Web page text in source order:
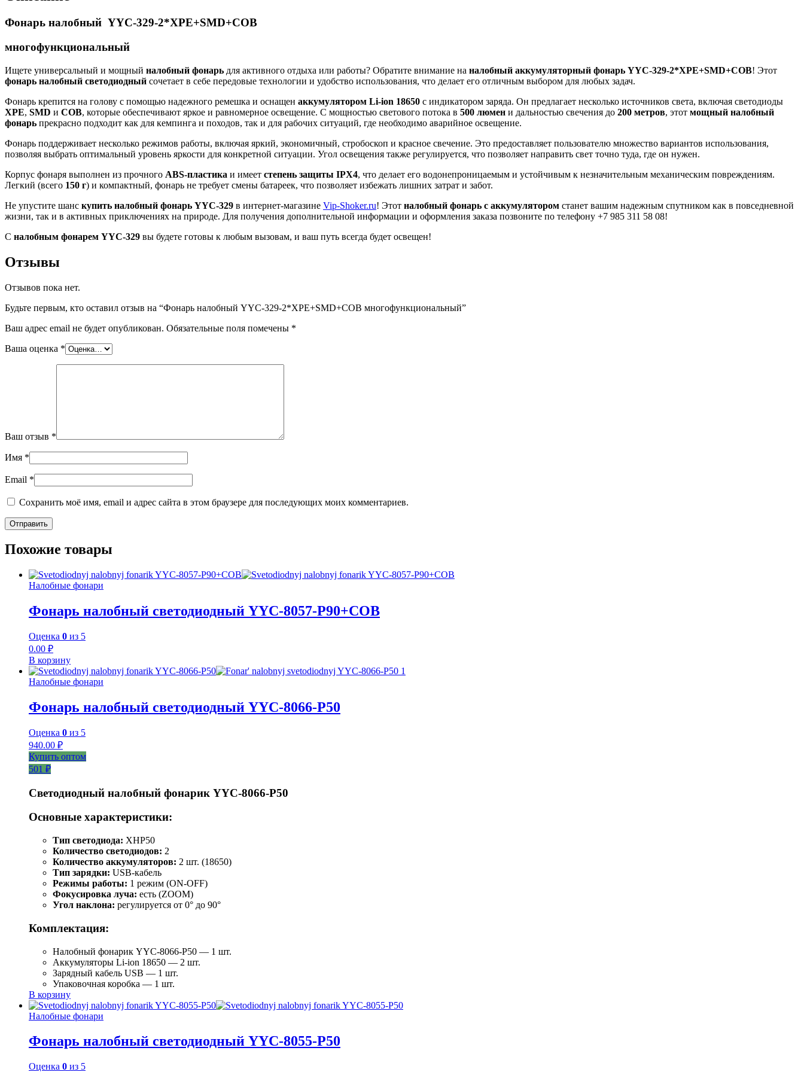
Фонарь налобный YYC-329-2*XPE+SMD+COB
многофункциональный
Ищете универсальный и мощный налобный фонарь для активного отдыха или работы? Обратите внимание на налобный аккумуляторный фонарь YYC-329-2*XPE+SMD+COB! Этот
фонарь налобный светодиодный сочетает в себе передовые технологии и удобство использования, что делает его отличным выбором для любых задач.
Фонарь крепится на голову с помощью надежного ремешка и оснащен аккумулятором Li-ion 18650 с индикатором заряда. Он предлагает несколько источников света, включая светодиоды
XPE, SMD и COB, которые обеспечивают яркое и равномерное освещение. С мощностью светового потока в 500 люмен и дальностью свечения до 200 метров, этот мощный налобный
фонарь прекрасно подходит как для кемпинга и походов, так и для рабочих ситуаций, где необходимо аварийное освещение.
Фонарь поддерживает несколько режимов работы, включая яркий, экономичный, стробоскоп и красное свечение. Это предоставляет пользователю множество вариантов использования,
позволяя выбрать оптимальный уровень яркости для конкретной ситуации. Угол освещения также регулируется, что позволяет направить свет точно туда, где он нужен.
Корпус фонаря выполнен из прочного АВS-пластика и имеет степень защиты IPX4, что делает его водонепроницаемым и устойчивым к незначительным механическим повреждениям.
Легкий (всего 150 г) и компактный, фонарь не требует смены батареек, что позволяет избежать лишних затрат и забот.
Не упустите шанс купить налобный фонарь YYC-329 в интернет-магазине Vip-Shoker.ru! Этот налобный фонарь с аккумулятором станет вашим надежным спутником как в повседневной
жизни, так и в активных приключениях на природе. Для получения дополнительной информации и оформления заказа позвоните по телефону +7 985 311 58 08!
С налобным фонарем YYC-329 вы будете готовы к любым вызовам, и ваш путь всегда будет освещен!
Отзывы
Отзывов пока нет.
Будьте первым, кто оставил отзыв на “Фонарь налобный YYC-329-2*XPE+SMD+COB многофункциональный”
Ваш адрес email не будет опубликован. Обязательные поля помечены *
Ваша оценка *
Ваш отзыв *
Имя *
Email *
Сохранить моё имя, email и адрес сайта в этом браузере для последующих моих комментариев.
Похожие товары
Налобные фонари
Фонарь налобный светодиодный YYC-8057-P90+COB
Оценка 0 из 5
0.00 ₽
В корзину
Налобные фонари
Фонарь налобный светодиодный YYC-8066-P50
Оценка 0 из 5
940.00 ₽
Купить оптом
501 ₽
Светодиодный налобный фонарик YYC-8066-P50
Основные характеристики:
Тип светодиода: XHP50
Количество светодиодов: 2
Количество аккумуляторов: 2 шт. (18650)
Тип зарядки: USB-кабель
Режимы работы: 1 режим (ON-OFF)
Фокусировка луча: есть (ZOOM)
Угол наклона: регулируется от 0° до 90°
Комплектация:
Налобный фонарик YYC-8066-P50 — 1 шт.
Аккумуляторы Li-ion 18650 — 2 шт.
Зарядный кабель USB — 1 шт.
Упаковочная коробка — 1 шт.
В корзину
Налобные фонари
Фонарь налобный светодиодный YYC-8055-P50
Оценка 0 из 5